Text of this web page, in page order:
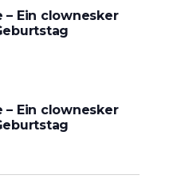
– Ein clownesker
– Ein clownesker